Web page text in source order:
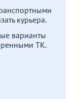
курьера.
варианты
ТК.